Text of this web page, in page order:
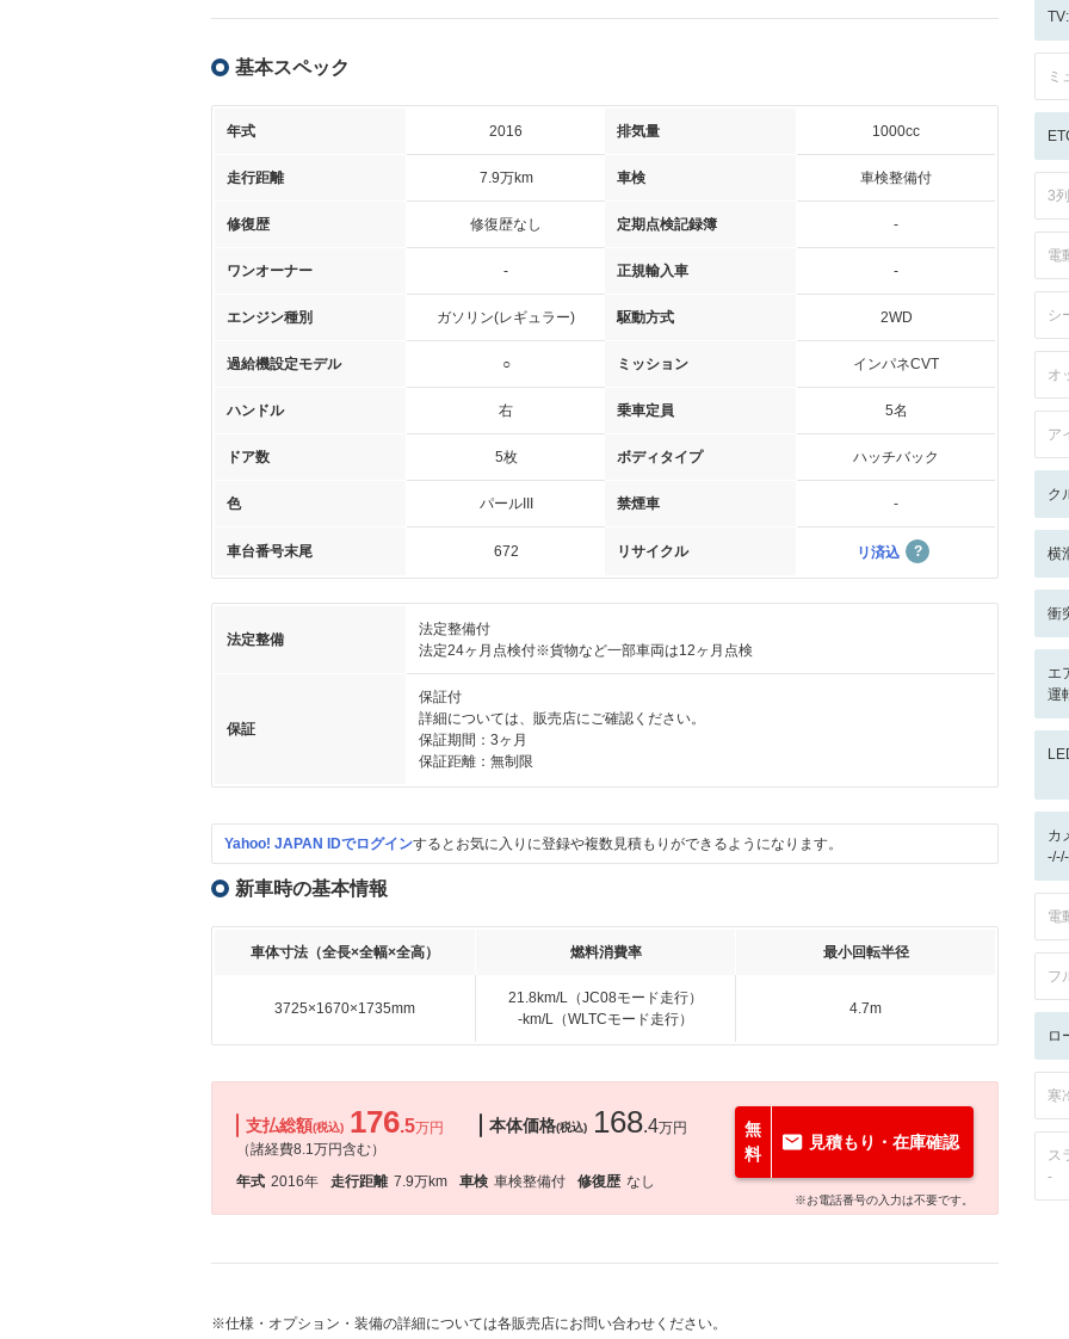
基本スペック
年式 2016 排気量 1000cc
走行距離 7.9万km 車検 車検整備付
修復歴 修復歴なし 定期点検記録簿 -
ワンオーナー - 正規輸入車 -
エンジン種別 ガソリン(レギュラー) 駆動方式 2WD
過給機設定モデル ○ ミッション インパネCVT
ハンドル 右 乗車定員 5名
ドア数 5枚 ボディタイプ ハッチバック
色 パールIII 禁煙車 -
車台番号末尾 672 リサイクル リ済込
法定整備
法定整備付
法定24ヶ月点検付※貨物など一部車両は12ヶ月点検
保証
保証付
詳細については、販売店にご確認ください。
保証期間：3ヶ月
保証距離：無制限
Yahoo! JAPAN IDでログインするとお気に入りに登録や複数見積もりができるようになります。
新車時の基本情報
車体寸法（全長×全幅×全高） 燃料消費率 最小回転半径
3725×1670×1735mm
21.8km/L（JC08モード走行）
-km/L（WLTCモード走行）
4.7m
支払総額(税込) 176.5万円
（諸経費8.1万円含む）
本体価格(税込) 168.4万円
年式 2016年 走行距離 7.9万km 車検 車検整備付 修復歴 なし
無
料
見積もり・在庫確認
※お電話番号の入力は不要です。
※仕様・オプション・装備の詳細については各販売店にお問い合わせください。
ミ
3
電
シ
オ
ア
ク
横
衝
エ
運
カ
電
フ
ロ
寒
ス
-